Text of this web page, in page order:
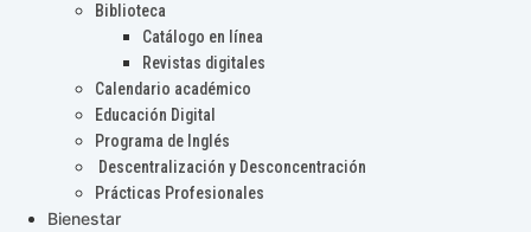
Biblioteca
Catálogo en línea
Revistas digitales
Calendario académico
Educación Digital
Programa de Inglés
Descentralización y Desconcentración
Prácticas Profesionales
Bienestar